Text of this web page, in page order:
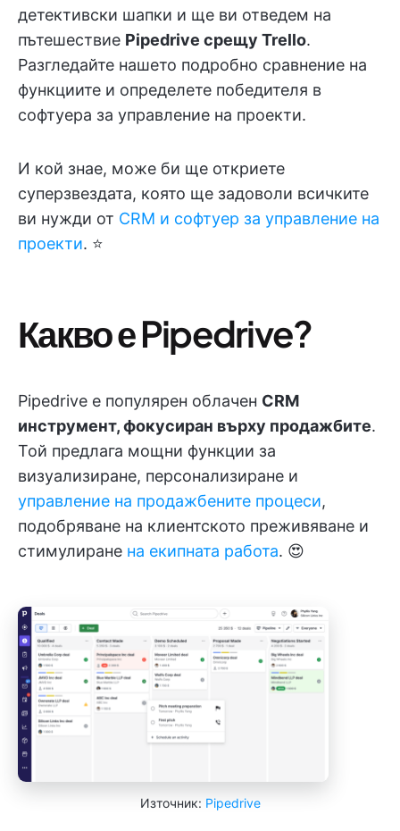
детективски шапки и ще ви отведем на
пътешествие Pipedrive срещу Trello.
Разгледайте нашето подробно сравнение на
функциите и определете победителя в
софтуера за управление на проекти.
И кой знае, може би ще откриете
суперзвездата, която ще задоволи всичките
ви нужди от CRM и софтуер за управление на
проекти. ⭐
Какво е Pipedrive?
Pipedrive е популярен облачен CRM
инструмент, фокусиран върху продажбите.
Той предлага мощни функции за
визуализиране, персонализиране и
управление на продажбените процеси,
подобряване на клиентското преживяване и
стимулиране на екипната работа. 😍
Източник: Pipedrive